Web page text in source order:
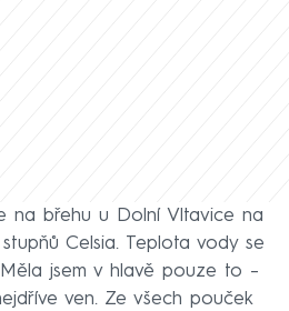
na břehu u Dolní Vltavice na
Celsia. Teplota vody se
jsem v hlavě pouze to –
ven. Ze všech pouček